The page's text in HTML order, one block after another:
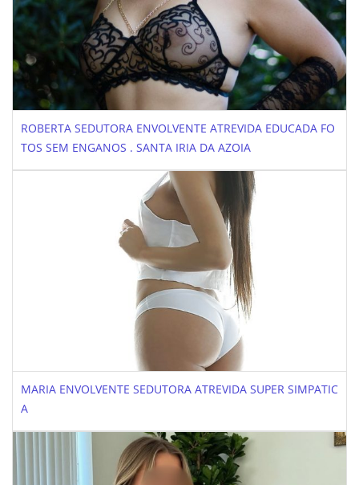
ROBERTA SEDUTORA ENVOLVENTE ATREVIDA EDUCADA FO
TOS SEM ENGANOS . SANTA IRIA DA AZOIA
MARIA ENVOLVENTE SEDUTORA ATREVIDA SUPER SIMPATIC
A